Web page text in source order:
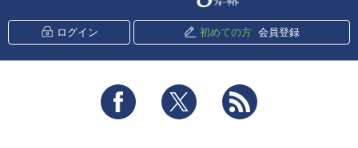
ログイン 初めての方 会員登録
Facebook Twitter